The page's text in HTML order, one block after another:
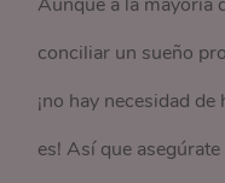
Aunque a la mayoría
conciliar un sueño
¡no hay necesidad
es! Así que